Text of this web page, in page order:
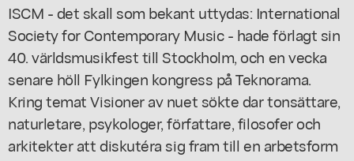
ISCM - det skall som bekant uttydas: International
Society for Contemporary Music - hade förlagt sin
40. världsmusikfest till Stockholm, och en vecka
senare höll Fylkingen kongress på Teknorama.
Kring temat Visioner av nuet sökte dar tonsättare,
naturletare, psykologer, författare, filosofer och
arkitekter att diskutéra sig fram till en arbetsform